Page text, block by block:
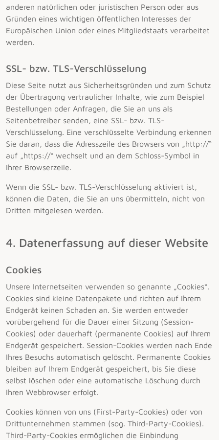
anderen natürlichen oder juristischen Person oder aus
Gründen eines wichtigen öffentlichen Interesses der
Europäischen Union oder eines Mitgliedstaats verarbeitet
werden.
SSL- bzw. TLS-Verschlüsselung
Diese Seite nutzt aus Sicherheitsgründen und zum Schutz
der Übertragung vertraulicher Inhalte, wie zum Beispiel
Bestellungen oder Anfragen, die Sie an uns als
Seitenbetreiber senden, eine SSL- bzw. TLS-
Verschlüsselung. Eine verschlüsselte Verbindung erkennen
Sie daran, dass die Adresszeile des Browsers von „http://“
auf „https://“ wechselt und an dem Schloss-Symbol in
Ihrer Browserzeile.
Wenn die SSL- bzw. TLS-Verschlüsselung aktiviert ist,
können die Daten, die Sie an uns übermitteln, nicht von
Dritten mitgelesen werden.
4. Datenerfassung auf dieser Website
Cookies
Unsere Internetseiten verwenden so genannte „Cookies“.
Cookies sind kleine Datenpakete und richten auf Ihrem
Endgerät keinen Schaden an. Sie werden entweder
vorübergehend für die Dauer einer Sitzung (Session-
Cookies) oder dauerhaft (permanente Cookies) auf Ihrem
Endgerät gespeichert. Session-Cookies werden nach Ende
Ihres Besuchs automatisch gelöscht. Permanente Cookies
bleiben auf Ihrem Endgerät gespeichert, bis Sie diese
selbst löschen oder eine automatische Löschung durch
Ihren Webbrowser erfolgt.
Cookies können von uns (First-Party-Cookies) oder von
Drittunternehmen stammen (sog. Third-Party-Cookies).
Third-Party-Cookies ermöglichen die Einbindung